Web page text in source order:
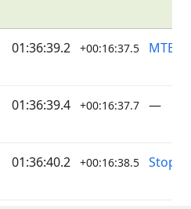
01:36:39.2 +00:16:37.5 MTB
01:36:39.4 +00:16:37.7 —
01:36:40.2 +00:16:38.5